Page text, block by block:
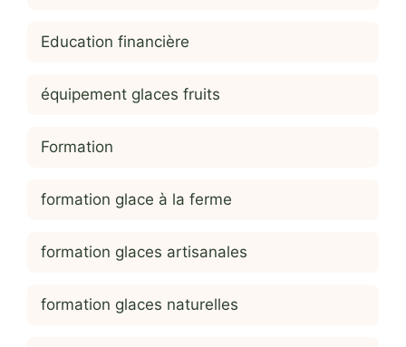
Education financière
équipement glaces fruits
Formation
formation glace à la ferme
formation glaces artisanales
formation glaces naturelles